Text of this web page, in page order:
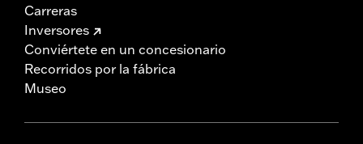
Carreras
Inversores
Conviértete en un concesionario
Recorridos por la fábrica
Museo